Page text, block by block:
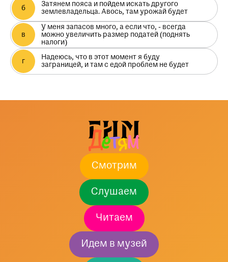
Затянем пояса и пойдем искать другого
землевладельца. Авось, там урожай будет
У меня запасов много, а если что, - всегда
можно увеличить размер податей (поднять
налоги)
Надеюсь, что в этот момент я буду
заграницей, и там с едой проблем не будет
Смотрим
Слушаем
Читаем
Идем в музей